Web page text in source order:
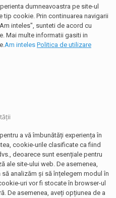
dumneavoastra pe site-ul
cookie. Prin continuarea navigarii
inteles", sunteti de acord cu
Mai multe informatii gasiti in
Am inteles Politica de utilizare
a vă îmbunătăți experiența în
cookie-urile clasificate ca fiind
deoarece sunt esențiale pentru
ale site-ului web. De asemenea,
analizăm și să înțelegem modul în
uri vor fi stocate în browser-ul
De asemenea, aveți opțiunea de a